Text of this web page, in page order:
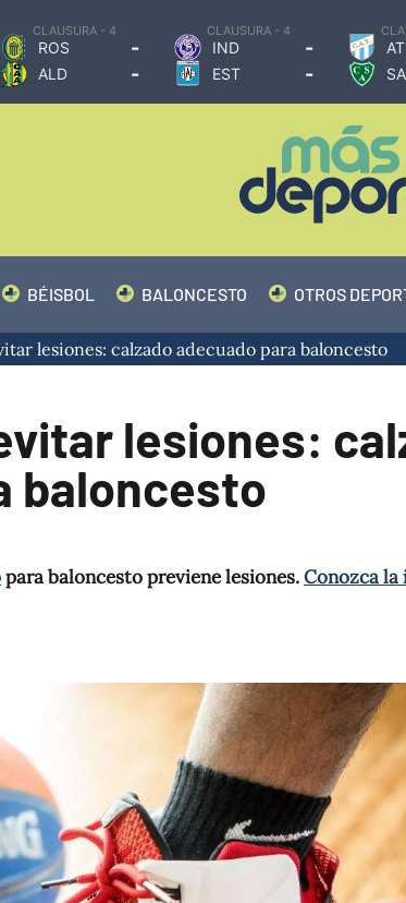
CLAUSURA - 4
ROS -
ALD -
CLAUSURA - 4
IND -
EST -
BÉISBOL BALONCESTO OTROS
lesiones: calzado adecuado para baloncesto
lesiones:
baloncesto
para baloncesto previene lesiones.Conozca